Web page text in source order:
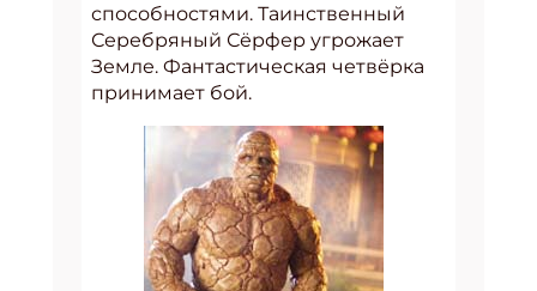
способностями. Таинственный
Серебряный Сёрфер угрожает
Земле. Фантастическая четвёрка
принимает бой.